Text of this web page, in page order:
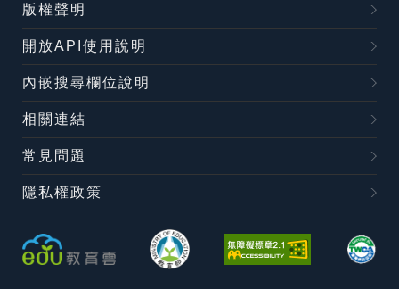
版權聲明
開放API使用說明
內嵌搜尋欄位說明
相關連結
常見問題
隱私權政策